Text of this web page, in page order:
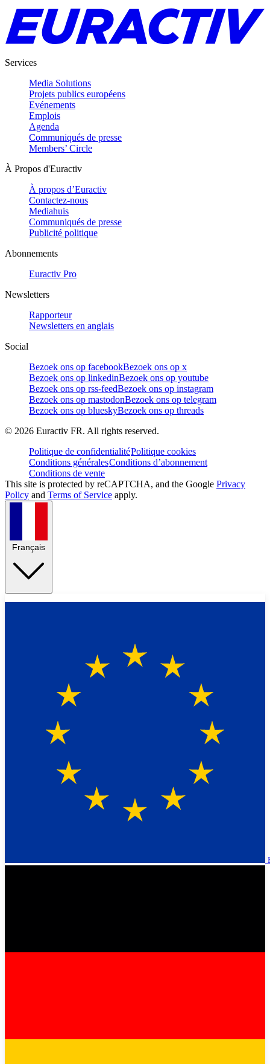
Services
Media Solutions
Projets publics européens
Evénements
Emplois
Agenda
Communiqués de presse
Members’ Circle
À Propos d'Euractiv
À propos d’Euractiv
Contactez-nous
Mediahuis
Communiqués de presse
Publicité politique
Abonnements
Euractiv Pro
Newsletters
Rapporteur
Newsletters en anglais
Social
Bezoek ons op facebookBezoek ons op x
Bezoek ons op linkedinBezoek ons op youtube
Bezoek ons op rss-feedBezoek ons op instagram
Bezoek ons op mastodonBezoek ons op telegram
Bezoek ons op blueskyBezoek ons op threads
© 2026 Euractiv FR. All rights reserved.
Politique de confidentialitéPolitique cookies
Conditions généralesConditions d’abonnement
Conditions de vente
This site is protected by reCAPTCHA, and the Google Privacy
Policy and Terms of Service apply.
Français